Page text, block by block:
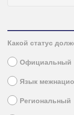
Какой статус
Официальный
Язык
Региональный